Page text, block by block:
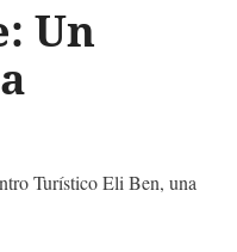
Un
Turístico Eli Ben, una